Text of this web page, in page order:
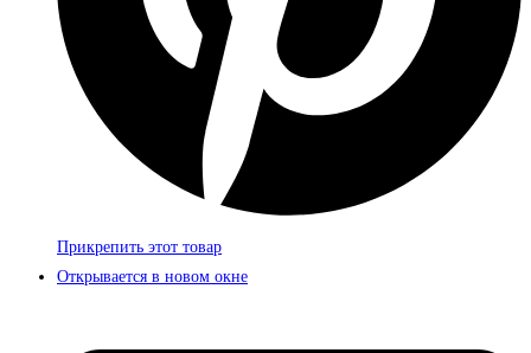
Прикрепить этот товар
Открывается в новом окне